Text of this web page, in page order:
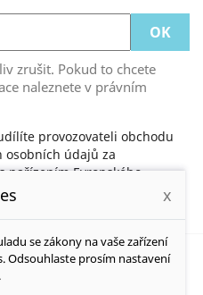
zrušit. Pokud to chcete
naleznete v právním
provozovateli obchodu
osobních údajů za
nařízením Evropského
. Tento souhlas můžete
x
se zákony na vaše zařízení
Odsouhlaste prosím nastavení